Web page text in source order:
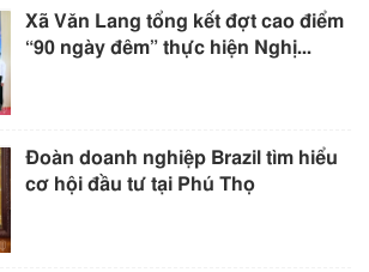
Xã Văn Lang tổng kết đợt cao điểm
“90 ngày đêm” thực hiện Nghị...
Đoàn doanh nghiệp Brazil tìm hiểu
cơ hội đầu tư tại Phú Thọ